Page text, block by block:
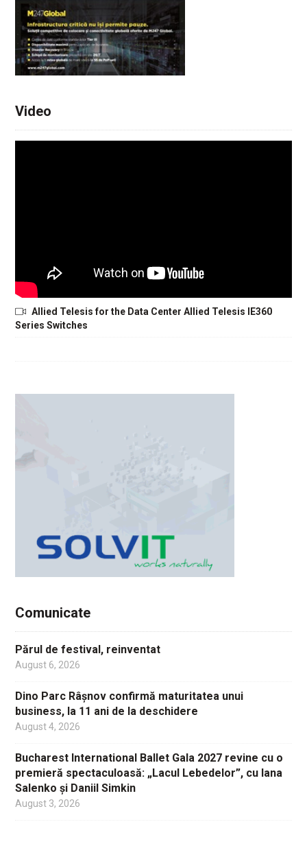
Video
Allied Telesis for the Data Center Allied Telesis IE360
Series Switches
Comunicate
Părul de festival, reinventat
August 6, 2026
Dino Parc Râșnov confirmă maturitatea unui
business, la 11 ani de la deschidere
August 4, 2026
Bucharest International Ballet Gala 2027 revine cu o
premieră spectaculoasă: „Lacul Lebedelor”, cu Iana
Salenko și Daniil Simkin
August 3, 2026